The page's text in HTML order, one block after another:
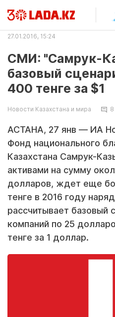
27.01.2016, 15:24
СМИ: "Самрук-
базовый
400 тенге за $1
Новости Казахстана и мира 8
АСТАНА, 27 янв — ИА
Фонд национального
Казахстана Самрук-
активами на сумму
долларов, ждет еще
тенге в 2016 году
рассчитывает базовый
компаний по 25
тенге за 1 доллар.